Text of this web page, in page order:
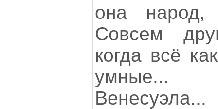
она народ,
Совсем
когда всё
Венесуэла...